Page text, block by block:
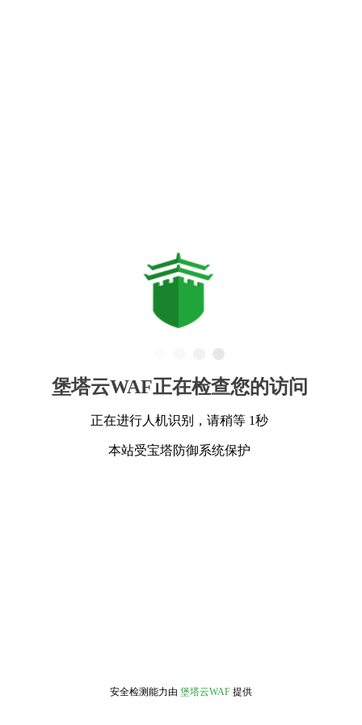
堡塔云WAF正在检查您的访问
正在进行人机识别，请稍等 1秒
本站受宝塔防御系统保护
安全检测能力由 堡塔云WAF 提供